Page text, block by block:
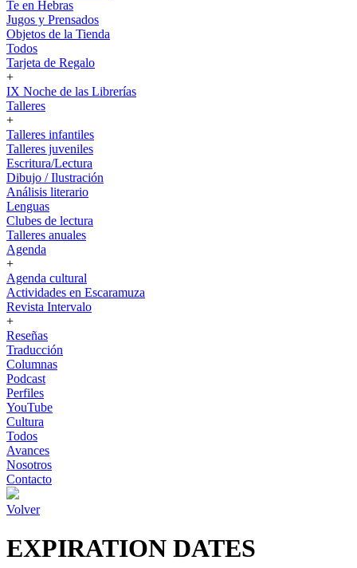
Te en Hebras
Jugos y Prensados
Objetos de la Tienda
Todos
Tarjeta de Regalo
+
IX Noche de las Librerías
Talleres
+
Talleres infantiles
Talleres juveniles
Escritura/Lectura
Dibujo / Ilustración
Análisis literario
Lenguas
Clubes de lectura
Talleres anuales
Agenda
+
Agenda cultural
Actividades en Escaramuza
Revista Intervalo
+
Reseñas
Traducción
Columnas
Podcast
Perfiles
YouTube
Cultura
Todos
Avances
Nosotros
Contacto
Volver
EXPIRATION DATES